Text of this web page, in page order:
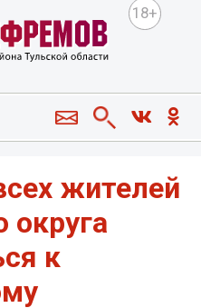
18+
жителей
округа
к